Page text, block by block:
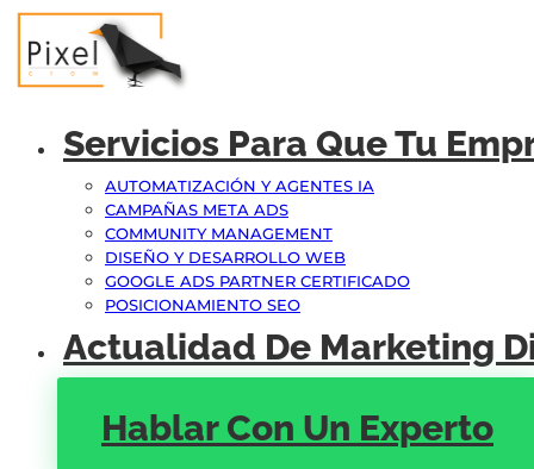
Servicios Para Que Tu
AUTOMATIZACIÓN Y AGENTES IA
CAMPAÑAS META ADS
COMMUNITY MANAGEMENT
DISEÑO Y DESARROLLO WEB
GOOGLE ADS PARTNER CERTIFICADO
POSICIONAMIENTO SEO
Actualidad De Marketing
Hablar Con Un Experto